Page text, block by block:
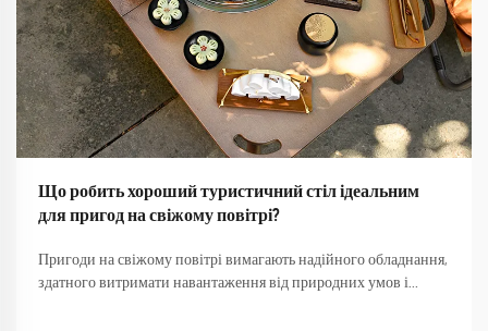
Що робить хороший туристичний стіл ідеальним
для пригод на свіжому повітрі?
Пригоди на свіжому повітрі вимагають надійного обладнання,
здатного витримати навантаження від природних умов і